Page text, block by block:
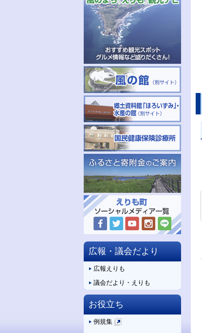
広報・議会だより
広報えりも
議会だより・えりも
お役立ち
例規集